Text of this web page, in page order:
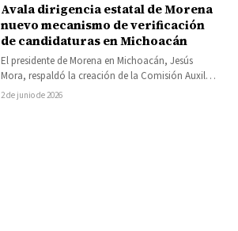
Avala dirigencia estatal de Morena
nuevo mecanismo de verificación
de candidaturas en Michoacán
El presidente de Morena en Michoacán, Jesús
Mora, respaldó la creación de la Comisión Auxiliar
para la Verificación de Integridad…
2 de junio de 2026